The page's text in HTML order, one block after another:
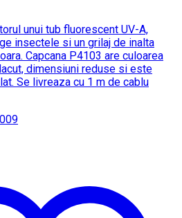
unui tub fluorescent UV-A,
insectele si un grilaj de inalta
Capcana P4103 are culoarea
dimensiuni reduse si este
Se livreaza cu 1 m de cablu